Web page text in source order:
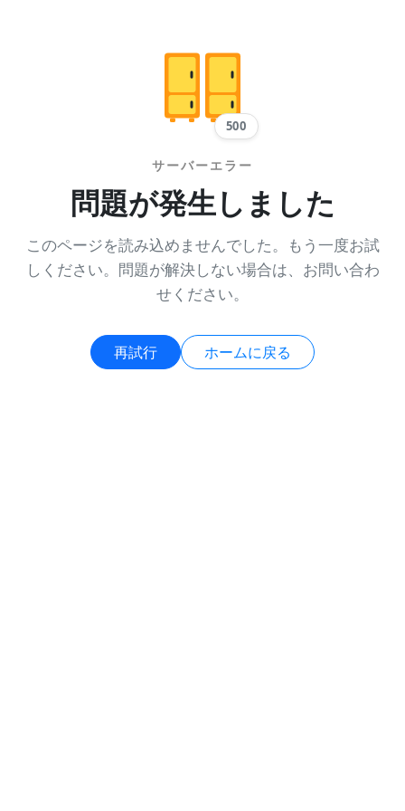
500
サーバーエラー
問題が発生しました
このページを読み込めませんでした。もう一度お試
しください。問題が解決しない場合は、お問い合わ
せください。
再試行 ホームに戻る